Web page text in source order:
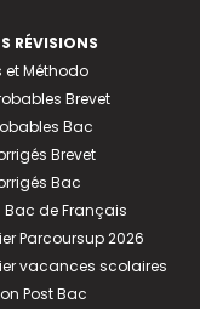
RÉVISIONS
et Méthodo
Brevet
Bac
Brevet
Bac
Bac de Français
Parcoursup 2026
vacances scolaires
Post Bac